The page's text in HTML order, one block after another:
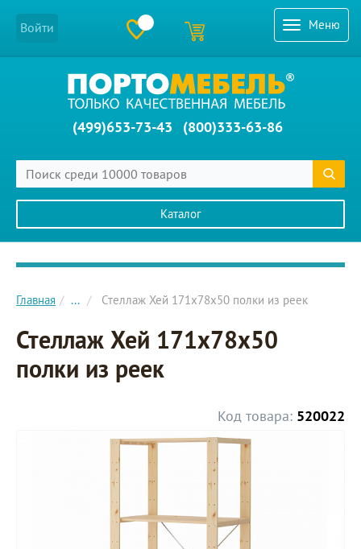
Меню
Войти
(499)653-73-43 (800)333-63-86
Каталог
Главное меню сайта
Главная ... Стеллаж Хей 171х78х50 полки из реек
Стеллаж Хей 171х78х50
полки из реек
Код товара: 520022